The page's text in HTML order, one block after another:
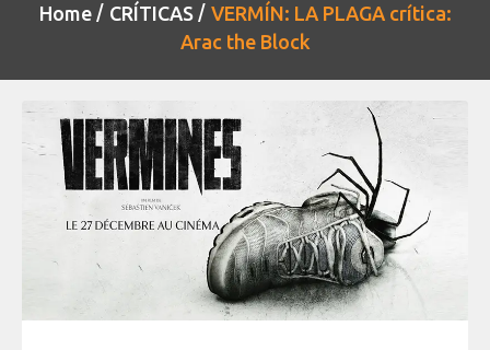
Home CRÍTICAS
VERMÍN: LA PLAGA crítica:
Arac the Block